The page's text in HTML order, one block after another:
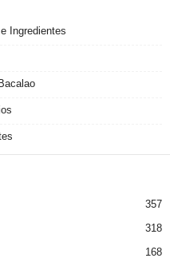
Ingredientes
357
318
168